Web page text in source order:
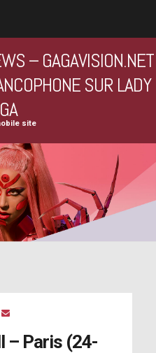
– GAGAVISION.NET
SUR LADY
site
– Paris (24-